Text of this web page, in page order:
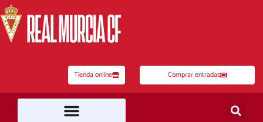
al
contenido
Tienda online Comprar entradas